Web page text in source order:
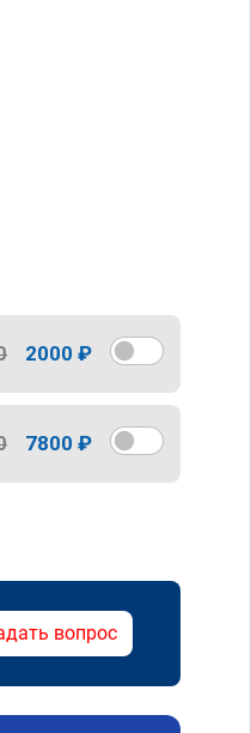
2000 ₽
7800 ₽
вопрос